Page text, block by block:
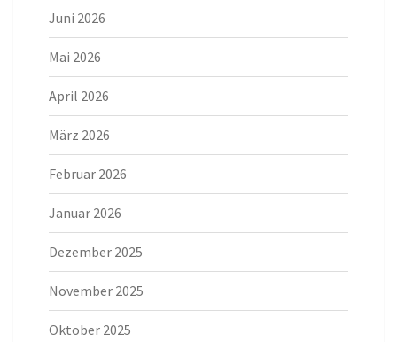
Juni 2026
Mai 2026
April 2026
März 2026
Februar 2026
Januar 2026
Dezember 2025
November 2025
Oktober 2025